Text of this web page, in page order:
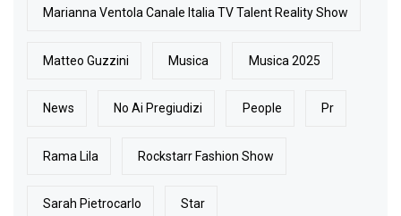
Marianna Ventola Canale Italia TV Talent Reality Show
Matteo Guzzini Musica Musica 2025
News No Ai Pregiudizi People Pr
Rama Lila Rockstarr Fashion Show
Sarah Pietrocarlo Star